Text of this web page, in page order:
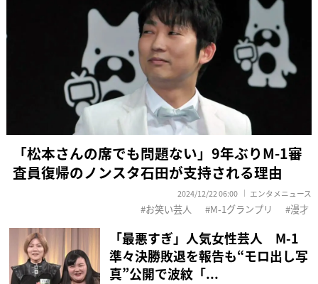
「松本さんの席でも問題ない」9年ぶりM-1審
査員復帰のノンスタ石田が支持される理由
2024/12/22 06:00 エンタメニュース
お笑い芸人 M-1グランプリ 漫才
「最悪すぎ」人気女性芸人 M-1
準々決勝敗退を報告も“モロ出し写
真”公開で波紋「...